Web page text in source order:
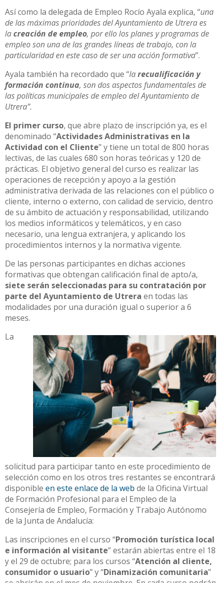
Así como la delegada de Empleo Rocío Ayala explica, “una
de las máximas prioridades del Ayuntamiento de Utrera es
lacreación de empleo, por ello los planes y programas de
empleo son una de las grandes líneas de trabajo, con la
particularidad en este caso de ser una acción formativa”.
Ayala también ha recordado que “larecualificación y
formación continua, son dos aspectos fundamentales de
las políticas municipales de empleo del Ayuntamiento de
Utrera”.
El primer curso, que abre plazo de inscripción ya, es el
denominado “Actividades Administrativas en la
Actividad con el Cliente” y tiene un total de 800 horas
lectivas, de las cuales 680 son horas teóricas y 120 de
prácticas. El objetivo general del curso es realizar las
operaciones de recepción y apoyo a la gestión
administrativa derivada de las relaciones con el público o
cliente, interno o externo, con calidad de servicio, dentro
de su ámbito de actuación y responsabilidad, utilizando
los medios informáticos y telemáticos, y en caso
necesario, una lengua extranjera, y aplicando los
procedimientos internos y la normativa vigente.
De las personas participantes en dichas acciones
formativas que obtengan calificación final de apto/a,
siete serán seleccionadas para su contratación por
parte del Ayuntamiento de Utrera en todas las
modalidades por una duración igual o superior a 6
meses.
La
solicitud para participar tanto en este procedimiento de
selección como en los otros tres restantes se encontrará
disponible en este enlace de la web de la Oficina Virtual
de Formación Profesional para el Empleo de la
Consejería de Empleo, Formación y Trabajo Autónomo
de la Junta de Andalucía:
Las inscripciones en el curso “Promoción turística local
e información al visitante” estarán abiertas entre el 18
y el 29 de octubre; para los cursos “Atención al cliente,
consumidor o usuario” y “Dinamización comunitaria”
se abrirán en el mes de noviembre. En cada curso podrán